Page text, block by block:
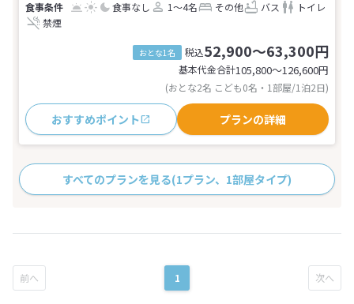
食事なし 1～4名 その他 バス
トイレ
禁煙
おとな1名 税込52,900～63,300円
基本代金合計105,800〜126,600円
(おとな2名 こども0名・1部屋/1泊2日)
おすすめポイント プランの詳細
すべてのプランを見る(1プラン、1部屋タイプ)
1